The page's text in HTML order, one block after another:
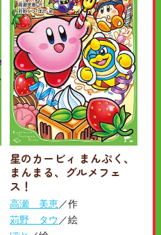
星のカービィ まんぷく、
まんまる、グルメフェ
ス！
高瀬 美恵／作
苅野 タウ ／絵